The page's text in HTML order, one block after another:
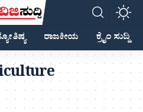
ರಾಜಕೀಯ ಕ್ರೈಂ ಸುದ್ದಿ